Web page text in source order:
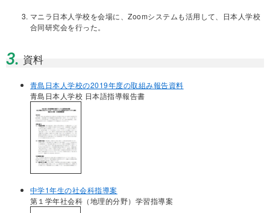
マニラ日本人学校を会場に、Zoomシステムも活用して、日本人学校
合同研究会を行った。
3. 資料
青島日本人学校の2019年度の取組み報告資料
青島日本人学校 日本語指導報告書
中学1年生の社会科指導案
第１学年社会科（地理的分野）学習指導案